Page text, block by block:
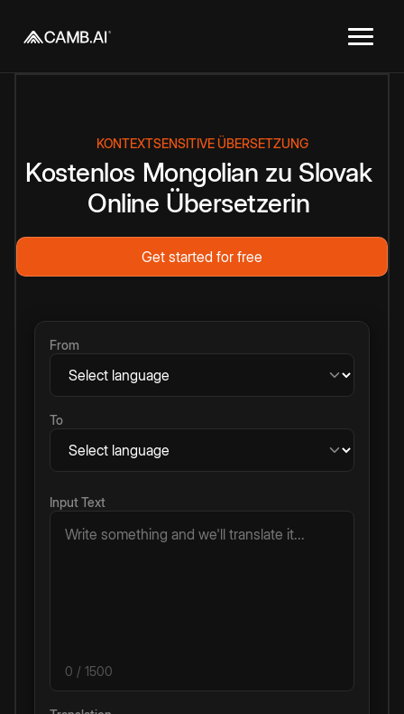
KONTEXTSENSITIVE ÜBERSETZUNG
Kostenlos Mongolian zu Slovak
Online Übersetzerin
Get started for free
From
To
Input Text
0 / 1500